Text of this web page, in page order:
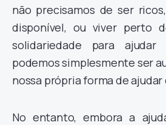
não precisamos de ser
disponível, ou viver perto
solidariedade para
podemos simplesmente ser
nossa própria forma de ajudar
No entanto, embora a